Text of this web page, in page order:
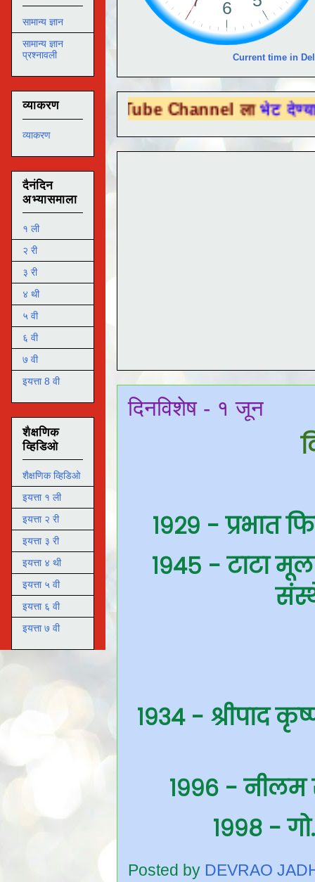
Current time in
You Tube Channel लाभेट देण्यासाठी येथे
दिनविशेष - १ जून
१९२९ - प्रभात
१९४५ - टाटा
१९३४ - श्रीपाद
१९९६ - नीलम
१९९८ -
Posted by DEVRAO
सामान्य ज्ञान
सामान्य ज्ञान
प्रश्नावली
व्याकरण
व्याकरण
दैनंदिन
अभ्यासमाला
१ ली
२ री
३ री
४ थी
५ वी
६ वी
७ वी
इयत्ता 8 वी
शैक्षणिक
व्हिडिओ
शैक्षणिक व्हिडिओ
इयत्ता १ ली
इयत्ता २ री
इयत्ता ३ री
इयत्ता ४ थी
इयत्ता ५ वी
इयत्ता ६ वी
इयत्ता ७ वी